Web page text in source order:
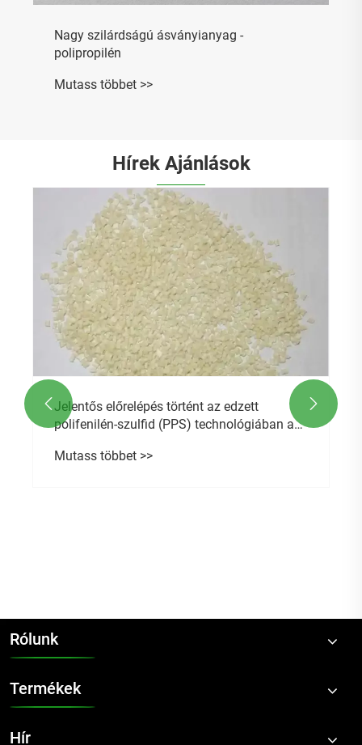
Nagy szilárdságú ásványianyag -
polipropilén
Mutass többet >>
Hírek Ajánlások
Jelentős előrelépés történt az edzett
polifenilén-szulfid (PPS) technológiában az
Mutass többet >>
 
Rólunk
Termékek
Hír